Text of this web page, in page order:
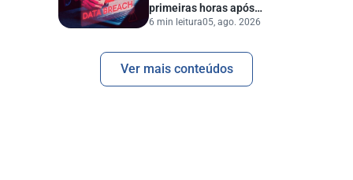
primeiras horas após
vazamento de dados?
6 min leitura05, ago. 2026
Ver mais conteúdos